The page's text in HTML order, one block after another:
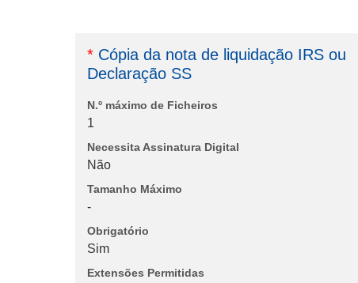
* Cópia da nota de liquidação IRS ou
Declaração SS
N.º máximo de Ficheiros
1
Necessita Assinatura Digital
Não
Tamanho Máximo
-
Obrigatório
Sim
Extensões Permitidas